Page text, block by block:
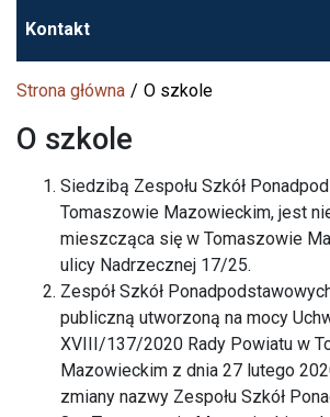
Kontakt
Strona główna O szkole
O szkole
Siedzibą Zespołu Szkół
Tomaszowie Mazowieckim, jest
mieszcząca się w Tomaszowie
ulicy Nadrzecznej 17/25.
Zespół Szkół
publiczną utworzoną na mocy
XVIII/137/2020 Rady Powiatu w
Mazowieckim z dnia 27 lutego
zmiany nazwy Zespołu Szkół